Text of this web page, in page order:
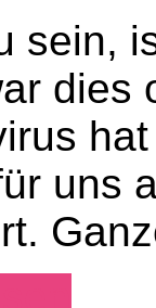
sein,
dies
uns